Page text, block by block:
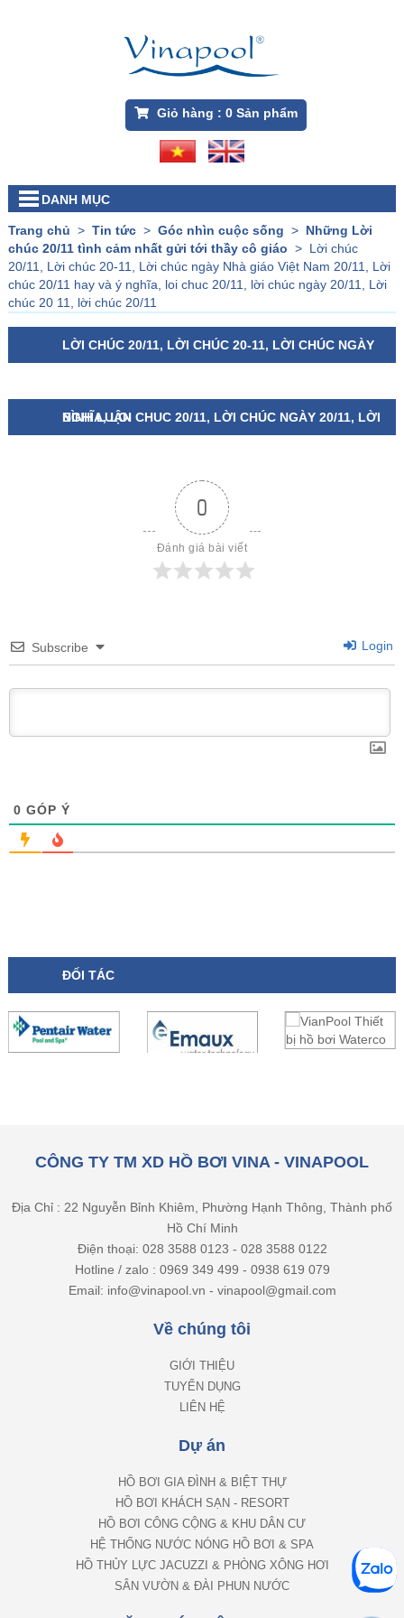
Giỏ hàng : 0Sản phẩm
DANH MỤC
Trang chủ > Tin tức> Góc nhìn cuộc sống > Những Lời
chúc 20/11 tình cảm nhất gửi tới thầy cô giáo > Lời chúc
20/11, Lời chúc 20-11, Lời chúc ngày Nhà giáo Việt Nam 20/11, Lời
chúc 20/11 hay và ý nghĩa, loi chuc 20/11, lời chúc ngày 20/11, Lời
chúc 20 11, lời chúc 20/11
LỜI CHÚC 20/11, LỜI CHÚC 20-11, LỜI CHÚC NGÀY
NGHĨA, LOI CHUC 20/11, LỜI CHÚC NGÀY 20/11, LỜI
BÌNH LUẬN
0
Đánh giá bài viết
Subscribe Login
0 GÓP Ý
ĐỐI TÁC
CÔNG TY TM XD HỒ BƠI VINA - VINAPOOL
Địa Chỉ : 22 Nguyễn Bỉnh Khiêm, Phường Hạnh Thông, Thành phố
Hồ Chí Minh
Điện thoại: 028 3588 0123 - 028 3588 0122
Hotline / zalo : 0969 349 499 - 0938 619 079
Email: info@vinapool.vn - vinapool@gmail.com
Về chúng tôi
GIỚI THIỆU
TUYỂN DỤNG
LIÊN HỆ
Dự án
HỒ BƠI GIA ĐÌNH & BIỆT THỰ
HỒ BƠI KHÁCH SẠN - RESORT
HỒ BƠI CÔNG CỘNG & KHU DÂN CƯ
HỆ THỐNG NƯỚC NÓNG HỒ BƠI & SPA
HỒ THỦY LỰC JACUZZI & PHÒNG XÔNG HƠI
SÂN VƯỜN & ĐÀI PHUN NƯỚC